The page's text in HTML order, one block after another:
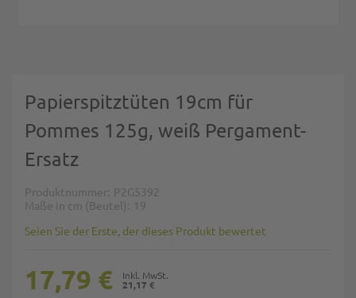
Papierspitztüten 19cm für
Pommes 125g, weiß Pergament-
Ersatz
Produktnummer P2G5392
Maße in cm (Beutel)
19
Seien Sie der Erste, der dieses Produkt bewertet
21,17 €
17,79 €